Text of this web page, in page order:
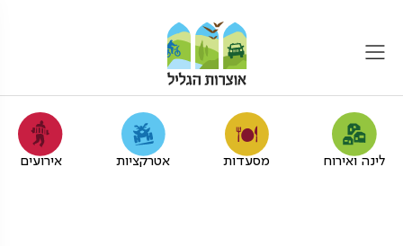
לינה ואירוח מסעדות אטרקציות אירועים